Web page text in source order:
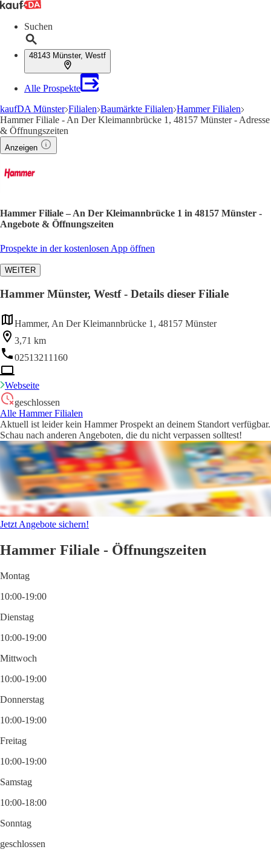
Suchen
48143 Münster, Westf
Alle Prospekte
kaufDA Münster Filialen Baumärkte Filialen Hammer Filialen
Hammer Filiale - An Der Kleimannbrücke 1, 48157 Münster - Adresse
& Öffnungszeiten
Anzeigen
Hammer Filiale – An Der Kleimannbrücke 1 in 48157 Münster -
Angebote & Öffnungszeiten
Prospekte in der kostenlosen App öffnen
WEITER
Hammer Münster, Westf - Details dieser Filiale
Hammer, An Der Kleimannbrücke 1, 48157 Münster
3,71 km
02513211160
Webseite
geschlossen
Alle Hammer Filialen
Aktuell ist leider kein Hammer Prospekt an deinem Standort verfügbar.
Schau nach anderen Angeboten, die du nicht verpassen solltest!
Jetzt Angebote sichern!
Hammer Filiale - Öffnungszeiten
Montag
10:00-19:00
Dienstag
10:00-19:00
Mittwoch
10:00-19:00
Donnerstag
10:00-19:00
Freitag
10:00-19:00
Samstag
10:00-18:00
Sonntag
geschlossen